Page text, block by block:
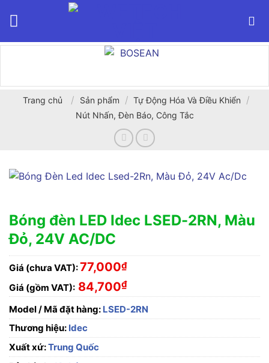
Trang chủ / Sản phẩm / Tự Động Hóa Và Điều Khiển /
Nút Nhấn, Đèn Báo, Công Tắc
Bóng đèn LED Idec LSED-2RN, Màu
Đỏ, 24V AC/DC
Giá (chưa VAT):77,000₫
Giá (gồm VAT): 84,700₫
Model / Mã đặt hàng: LSED-2RN
Thương hiệu: Idec
Xuất xứ:Trung Quốc